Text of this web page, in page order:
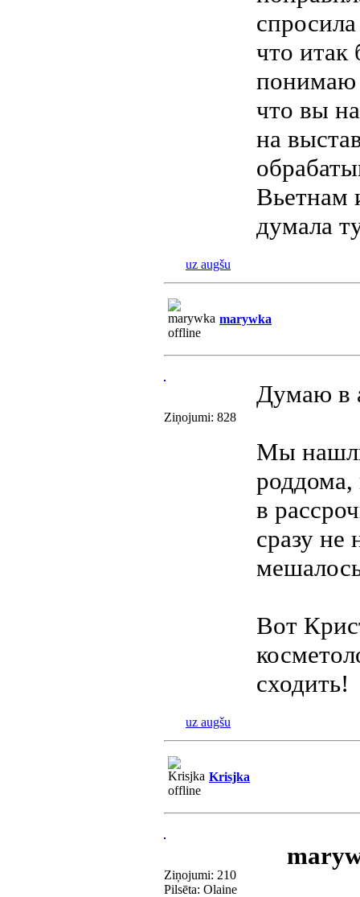
что итак
понимаю
что вы
на
Вьетнам
думала
uz augšu
marywka
Ziņojumi: 828
Думаю в
Мы
в
сразу не
Вот
сходить!
uz augšu
Krisjka
Ziņojumi: 210
Pilsēta: Olaine